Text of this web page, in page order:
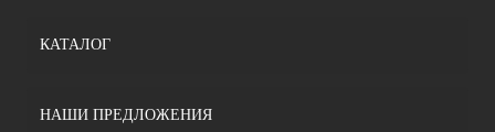
КАТАЛОГ
НАШИ ПРЕДЛОЖЕНИЯ